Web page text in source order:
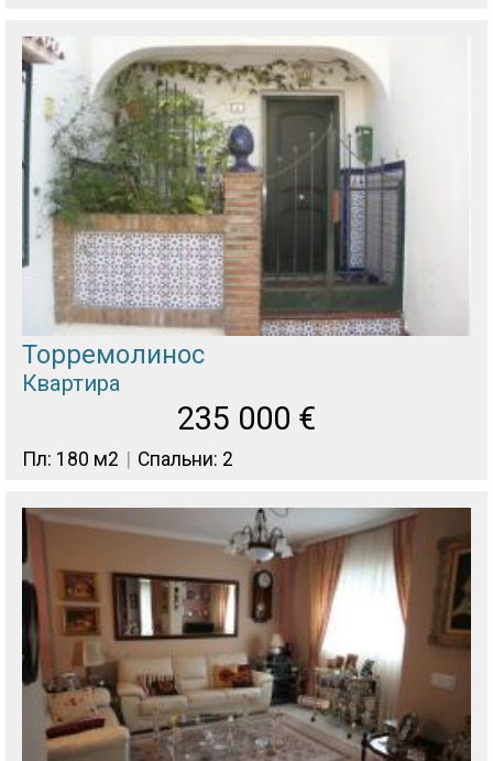
Торремолинос
Квартира
235 000 €
Пл: 180 м2 Спальни: 2